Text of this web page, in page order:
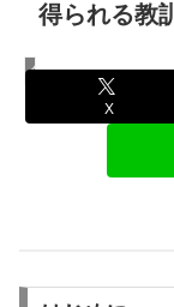
得られる教訓
名言・格言
X